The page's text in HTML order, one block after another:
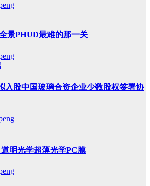
景PHUD最难的那一关
入股中国玻璃合资企业少数股权签署协
明光学超薄光学PC膜